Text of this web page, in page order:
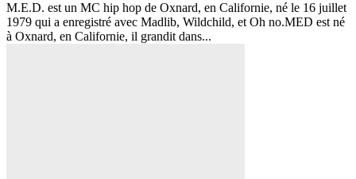
M.E.D. est un MC hip hop de Oxnard, en Californie, né le 16 juillet
1979 qui a enregistré avec Madlib, Wildchild, et Oh no.MED est né
à Oxnard, en Californie, il grandit dans...